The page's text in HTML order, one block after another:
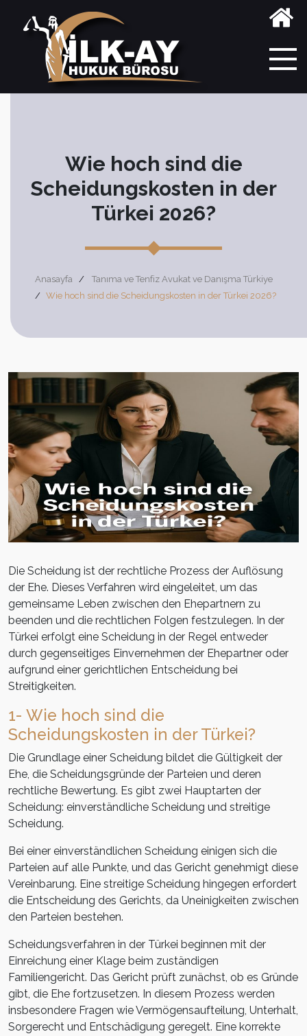
Wie hoch sind die
Scheidungskosten in der
Türkei 2026?
Anasayfa
Tanıma ve Tenfiz Avukat ve Danışma Türkiye
Wie hoch sind die Scheidungskosten in der Türkei 2026?
Die Scheidung ist der rechtliche Prozess der Auflösung
der Ehe. Dieses Verfahren wird eingeleitet, um das
gemeinsame Leben zwischen den Ehepartnern zu
beenden und die rechtlichen Folgen festzulegen. In der
Türkei erfolgt eine Scheidung in der Regel entweder
durch gegenseitiges Einvernehmen der Ehepartner oder
aufgrund einer gerichtlichen Entscheidung bei
Streitigkeiten.
1- Wie hoch sind die
Scheidungskosten in der Türkei?
Die Grundlage einer Scheidung bildet die Gültigkeit der
Ehe, die Scheidungsgründe der Parteien und deren
rechtliche Bewertung. Es gibt zwei Hauptarten der
Scheidung: einverständliche Scheidung und streitige
Scheidung.
Bei einer einverständlichen Scheidung einigen sich die
Parteien auf alle Punkte, und das Gericht genehmigt diese
Vereinbarung. Eine streitige Scheidung hingegen erfordert
die Entscheidung des Gerichts, da Uneinigkeiten zwischen
den Parteien bestehen.
Scheidungsverfahren in der Türkei beginnen mit der
Einreichung einer Klage beim zuständigen
Familiengericht. Das Gericht prüft zunächst, ob es Gründe
gibt, die Ehe fortzusetzen. In diesem Prozess werden
insbesondere Fragen wie Vermögensaufteilung, Unterhalt,
Sorgerecht und Entschädigung geregelt. Eine korrekte